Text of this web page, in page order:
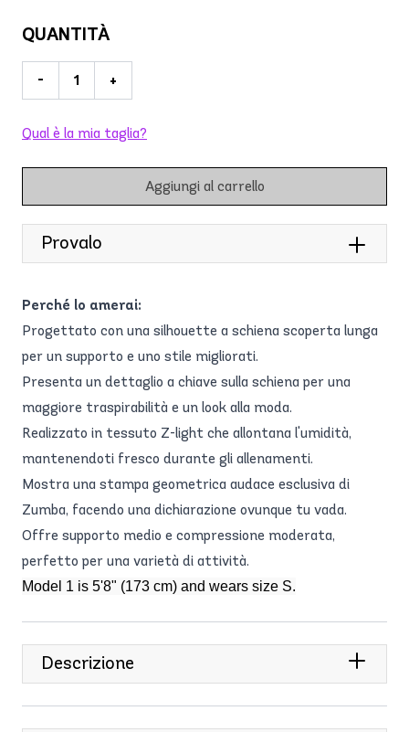
QUANTITÀ
- +
Qual è la mia taglia?
Aggiungi al carrello
Provalo
Perché lo amerai:
Progettato con una silhouette a schiena scoperta lunga
per un supporto e uno stile migliorati.
Presenta un dettaglio a chiave sulla schiena per una
maggiore traspirabilità e un look alla moda.
Realizzato in tessuto Z-light che allontana l'umidità,
mantenendoti fresco durante gli allenamenti.
Mostra una stampa geometrica audace esclusiva di
Zumba, facendo una dichiarazione ovunque tu vada.
Offre supporto medio e compressione moderata,
perfetto per una varietà di attività.
Model 1 is 5'8" (173 cm) and wears size S.
Descrizione